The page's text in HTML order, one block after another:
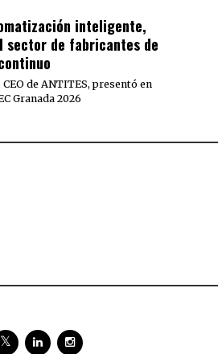
inteligente,
sector de fabricantes de
de ANTITES, presentó en
Granada 2026